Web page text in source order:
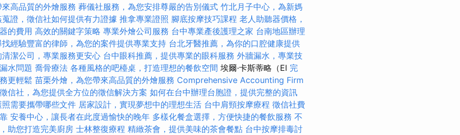
高品質的外燴服務 葬儀社服務，為您安排尊嚴的告別儀式 竹北月子中心，為新媽
蒐證，徵信社如何提供有力證據 推拿專業證照 腳底按摩技巧課程 老人助聽器價格，
的費用 高效的關鍵字策略 專業外燴公司服務 台中專業產後護理之家 台南地區辦理
找經驗豐富的律師，為您的案件提供專業支持 台北牙醫推薦，為你的口腔健康提供
潔公司，專業服務更安心 台中眼科推薦，提供專業的眼科服務 外牆漏水，專業技
水問題 喬骨療法 各種風格的吧檯桌，打造理想的餐飲空間 埃爾·卡斯蒂略（El 完
更輕鬆 苗栗外燴，為您帶來高品質的外燴服務 Comprehensive Accounting Firm
信社，為您提供全方位的徵信解決方案 如何在台中辦理台胞證，提供完整的資訊
照需要攜帶哪些文件 居家設計，實現夢想中的理想生活 台中肩頸按摩療程 徵信社費
安養中心，讓長者在此度過愉快的晚年 多樣化餐盒選擇，方便快捷的餐飲服務 不
助您打造完美廚房 士林整復療程 精緻茶會，提供美味的茶會餐點 台中按摩排毒討